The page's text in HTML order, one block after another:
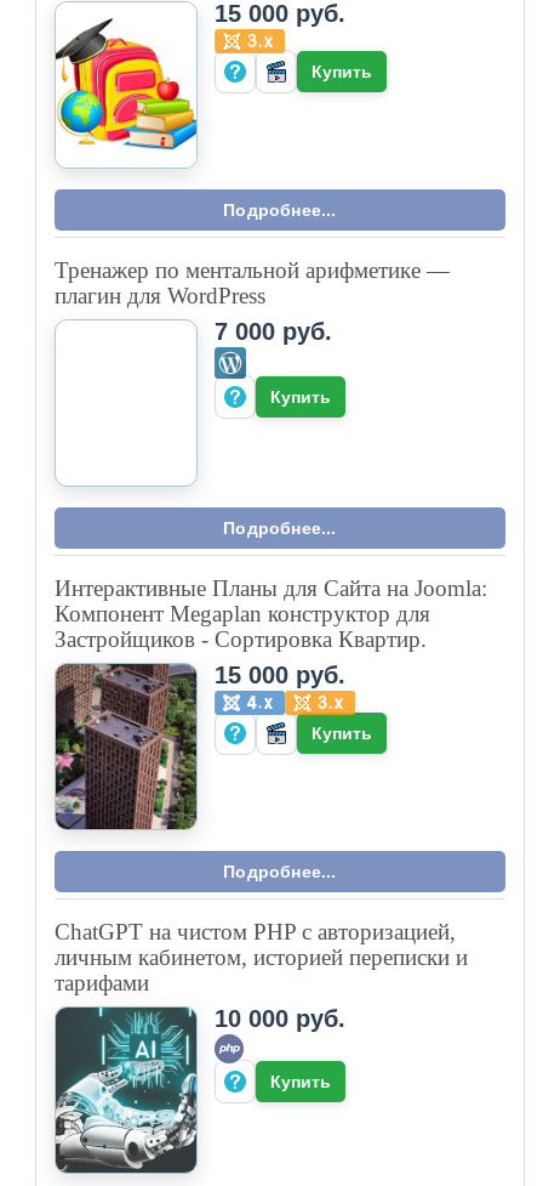
Парсер для WordPress и WooCommerce с
автоматическим импортом товаров от
поставщика al-style.kz. Гибкая система
наценок по ценовым диапазонам и
допарсинг недостающих характеристик
напрямую с сайта. Настраиваемое cron-
расписание для регулярного обновления
каталога.
Как купить?
МАГАЗИН КОМПОНЕНТОВ
Компонент «Написание Текстов на Заказ»:
Готовое Решение для Управления Услугами
писателей на Joomla 3
3 000 руб.
Купить
Компонент Joomla 3 — генератор PDF
договора купли-продажи авто
4 000 руб.
Купить